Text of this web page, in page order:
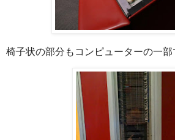
椅子状の部分もコンピューターの一部